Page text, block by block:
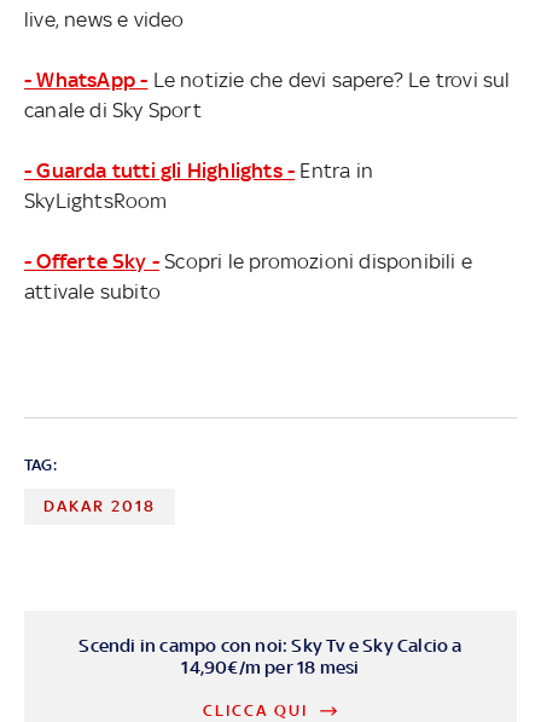
live, news e video
- WhatsApp - Le notizie che devi sapere? Le trovi sul
canale di Sky Sport
- Guarda tutti gli Highlights - Entra in
SkyLightsRoom
- Offerte Sky - Scopri le promozioni disponibili e
attivale subito
TAG:
DAKAR 2018
Scendi in campo con noi: Sky Tv e Sky Calcio a
14,90€/m per 18 mesi
CLICCA QUI